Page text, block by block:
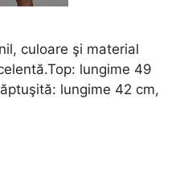
culoare şi material
lungime 49
lungime 42 cm,